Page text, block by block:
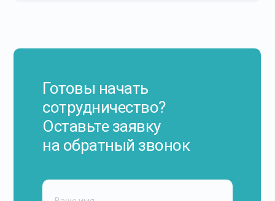
Готовы начать
сотрудничество?
Оставьте заявку
на обратный звонок